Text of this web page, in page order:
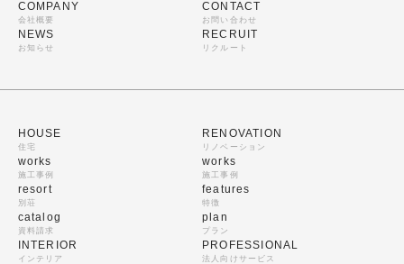
COMPANY
会社概要
NEWS
お知らせ
CONTACT
お問い合わせ
RECRUIT
リクルート
HOUSE
住宅
works
施工事例
resort
別荘
catalog
資料請求
RENOVATION
リノベーション
works
施工事例
features
特徴
plan
プラン
INTERIOR
インテリア
PROFESSIONAL
法人向けサービス